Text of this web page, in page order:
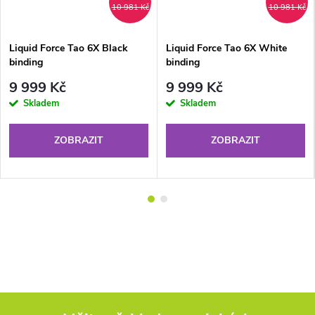
10 981 Kč
Liquid Force Tao 6X Black
binding
9 999 Kč
Skladem
ZOBRAZIT
10 981 Kč
Liquid Force Tao 6X White
binding
9 999 Kč
Skladem
ZOBRAZIT